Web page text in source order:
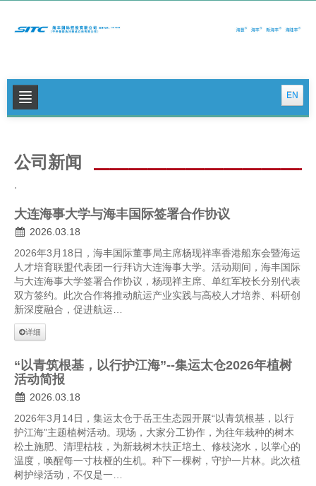
EN
公司新闻
物流特色服务
可持续发展
联系我们
人才招聘
提单条件及条款
公司新闻
.
大连海事大学与海丰国际签署合作协议
2026.03.18
2026年3月18日，海丰国际董事局主席杨现祥率香港船东会暨海运
人才培育联盟代表团一行拜访大连海事大学。活动期间，海丰国际
与大连海事大学签署合作协议，杨现祥主席、单红军校长分别代表
双方签约。此次合作将推动航运产业实践与高校人才培养、科研创
新深度融合，促进航运…
详细
“以青筑根基，以行护江海”--集运太仓2026年植树
活动简报
2026.03.18
2026年3月14日，集运太仓于岳王生态园开展“以青筑根基，以行
护江海”主题植树活动。现场，大家分工协作，为往年栽种的树木
松土施肥、清理枯枝，为新栽树木扶正培土、修枝浇水，以掌心的
温度，唤醒每一寸枝桠的生机。种下一棵树，守护一片林。此次植
树护绿活动，不仅是一…